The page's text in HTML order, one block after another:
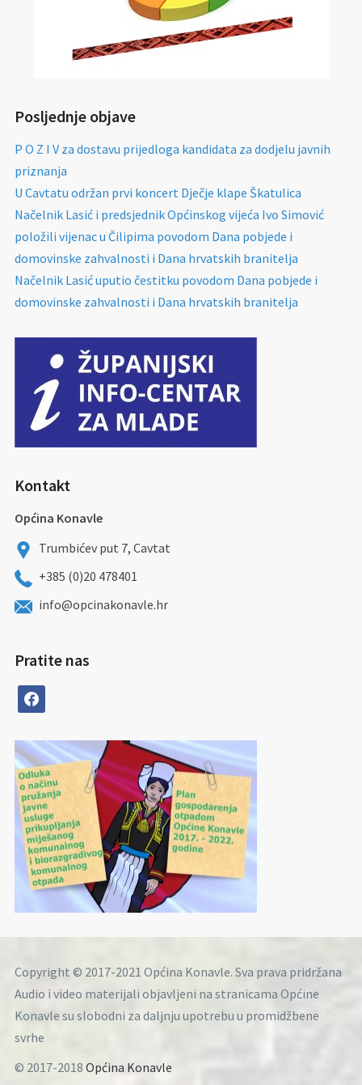
Posljednje objave
P O Z I V za dostavu prijedloga kandidata za dodjelu javnih
priznanja
U Cavtatu održan prvi koncert Dječje klape Škatulica
Načelnik Lasić i predsjednik Općinskog vijeća Ivo Simović
položili vijenac u Čilipima povodom Dana pobjede i
domovinske zahvalnosti i Dana hrvatskih branitelja
Načelnik Lasić uputio čestitku povodom Dana pobjede i
domovinske zahvalnosti i Dana hrvatskih branitelja
Kontakt
Općina Konavle
Trumbićev put 7, Cavtat
+385 (0)20 478401
info@opcinakonavle.hr
Pratite nas
facebook
Copyright © 2017-2021 Općina Konavle. Sva prava pridržana
Audio i video materijali objavljeni na stranicama Općine
Konavle su slobodni za daljnju upotrebu u promidžbene
svrhe
© 2017-2018 Općina Konavle